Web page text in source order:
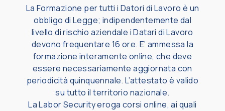
La Formazione per tutti i Datori di Lavoro è un
obbligo di Legge; indipendentemente dal
livello di rischio aziendale i Datari di Lavoro
devono frequentare 16 ore. E’ ammessa la
formazione interamente online, che deve
essere necessariamente aggiornata con
periodicità quinquennale. L’attestato è valido
su tutto il territorio nazionale.
La Labor Security eroga corsi online, ai quali